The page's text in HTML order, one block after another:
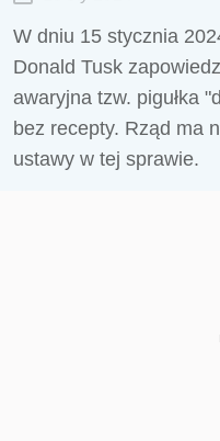
W dniu 15 stycznia
Donald Tusk
awaryjna tzw. pigułka
bez recepty. Rząd ma
ustawy w tej sprawie.